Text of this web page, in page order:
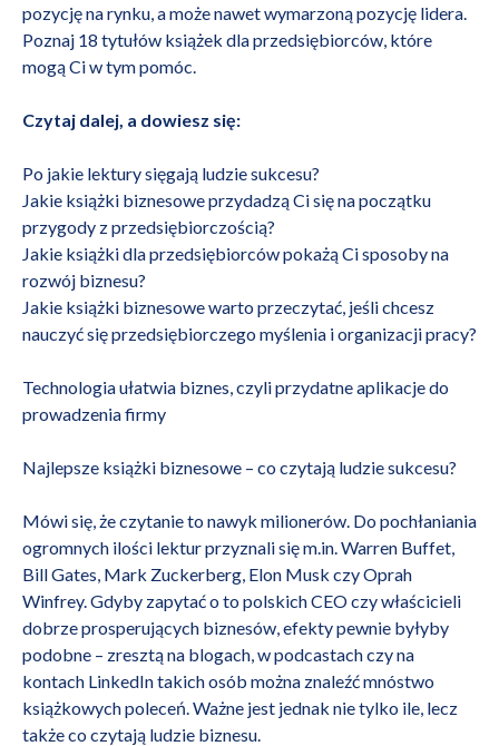
pozycję na rynku, a może nawet wymarzoną pozycję lidera.
Poznaj 18 tytułów książek dla przedsiębiorców, które
mogą Ci w tym pomóc.
Czytaj dalej, a dowiesz się:
Po jakie lektury sięgają ludzie sukcesu?
Jakie książki biznesowe przydadzą Ci się na początku
przygody z przedsiębiorczością?
Jakie książki dla przedsiębiorców pokażą Ci sposoby na
rozwój biznesu?
Jakie książki biznesowe warto przeczytać, jeśli chcesz
nauczyć się przedsiębiorczego myślenia i organizacji pracy?
Technologia ułatwia biznes, czyli przydatne aplikacje do
prowadzenia firmy
Najlepsze książki biznesowe – co czytają ludzie sukcesu?
Mówi się, że czytanie to nawyk milionerów. Do pochłaniania
ogromnych ilości lektur przyznali się m.in. Warren Buffet,
Bill Gates, Mark Zuckerberg, Elon Musk czy Oprah
Winfrey. Gdyby zapytać o to polskich CEO czy właścicieli
dobrze prosperujących biznesów, efekty pewnie byłyby
podobne – zresztą na blogach, wpodcastachczy na
kontach LinkedIn takich osób można znaleźć mnóstwo
książkowych poleceń. Ważne jest jednak nie tylko ile, lecz
także co czytają ludzie biznesu.